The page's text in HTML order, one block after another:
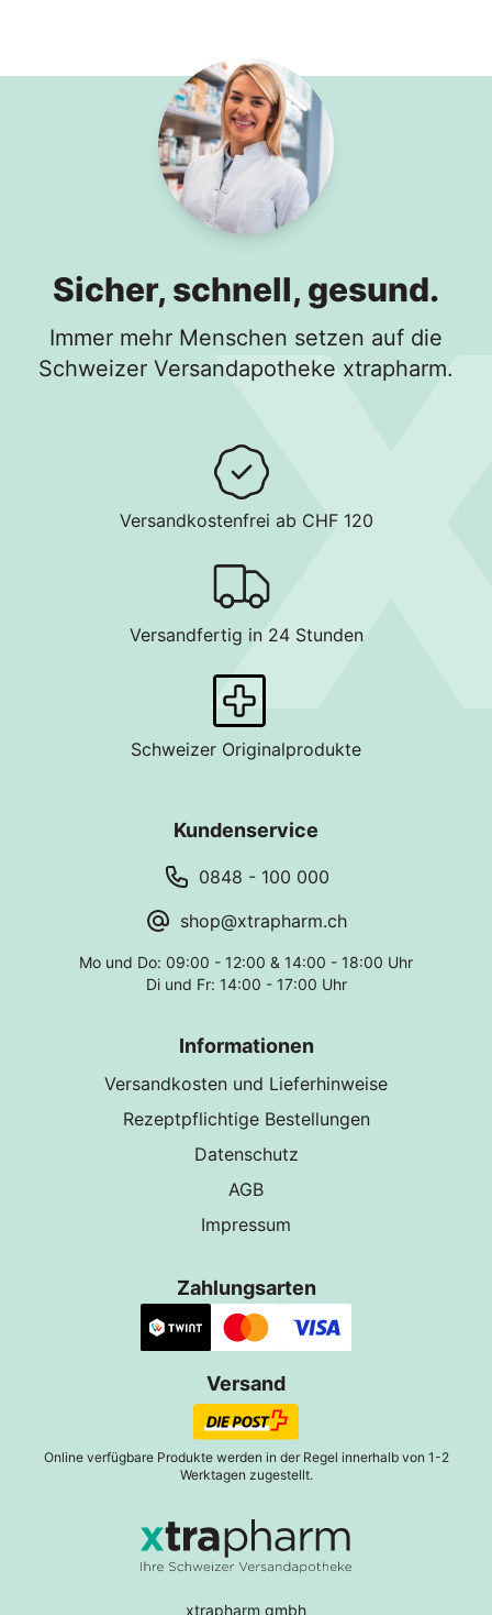
Sicher, schnell, gesund.
Immer mehr Menschen setzen auf die
Schweizer Versandapotheke xtrapharm.
Versandkostenfrei ab CHF 120
Versandfertig in 24 Stunden
Schweizer Originalprodukte
xtrapharm gmbh
Kundenservice
0848 - 100 000
shop@xtrapharm.ch
Mo und Do: 09:00 - 12:00 & 14:00 - 18:00 Uhr
Di und Fr: 14:00 - 17:00 Uhr
Informationen
Versandkosten und Lieferhinweise
Rezeptpflichtige Bestellungen
Datenschutz
AGB
Impressum
Zahlungsarten
Versand
Online verfügbare Produkte werden in der Regel innerhalb von 1-2
Werktagen zugestellt.